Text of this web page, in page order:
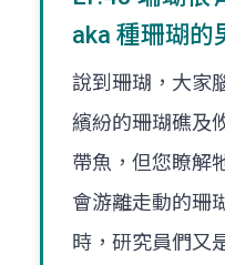
aka 種珊瑚的
說到珊瑚，大家
繽紛的珊瑚礁及
帶魚，但您瞭解
會游離走動的珊
時，研究員們又